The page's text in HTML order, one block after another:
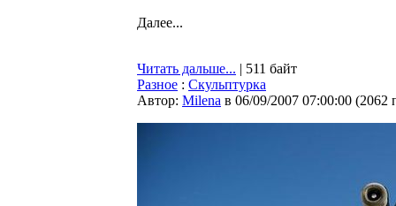
Далее...
Читать дальше... | 511 байт
Разное : Скульптурка
Автор: Milena в 06/09/2007 07:00:00 (2062